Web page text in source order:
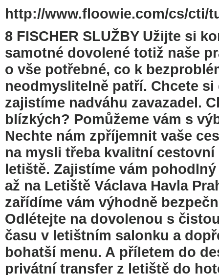
http://www.floowie.com/cs/cti/
8 FISCHER SLUŽBY Užijte si
samotné dovolené totiž naše
o vše potřebné, co k
neodmyslitelně patří. Chcete
zajistíme nadváhu zavazadel.
blízkých? Pomůžeme vám s
Nechte nám zpříjemnit vaše
na mysli třeba kvalitní
letiště. Zajistíme vám
až na Letiště Václava Havla
zařídíme vám výhodně
Odlétejte na dovolenou s
času v letištním salonku a
bohatší menu. A příletem do
privátní transfer z letiště do